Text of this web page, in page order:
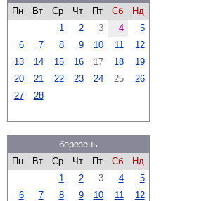
Пн
Вт Ср Чт Пт Сб
Нд
1
2 3 4
5
6
7 8 9 10 11
12
13
14 15 16 17 18
19
20
21 22 23 24 25
26
27
28
березень
Пн
Вт Ср Чт Пт Сб
Нд
1
2 3 4
5
6
7 8 9 10 11
12